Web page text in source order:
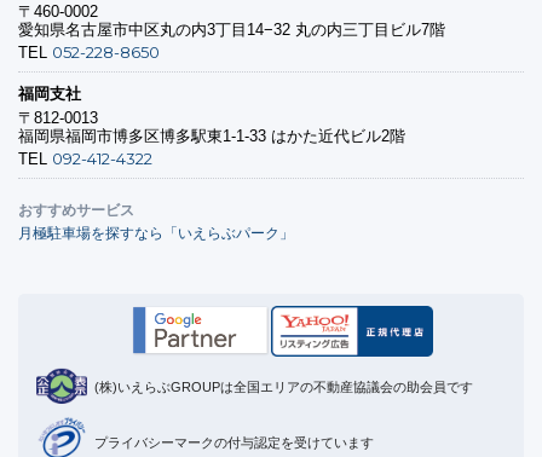
〒460-0002
愛知県名古屋市中区丸の内3丁目14−32 丸の内三丁目ビル7階
TEL 052-228-8650
福岡支社
〒812-0013
福岡県福岡市博多区博多駅東1-1-33 はかた近代ビル2階
TEL 092-412-4322
おすすめサービス
月極駐車場を探すなら「いえらぶパーク」
(株)いえらぶGROUPは全国エリアの不動産協議会の助会員です
プライバシーマークの付与認定を受けています